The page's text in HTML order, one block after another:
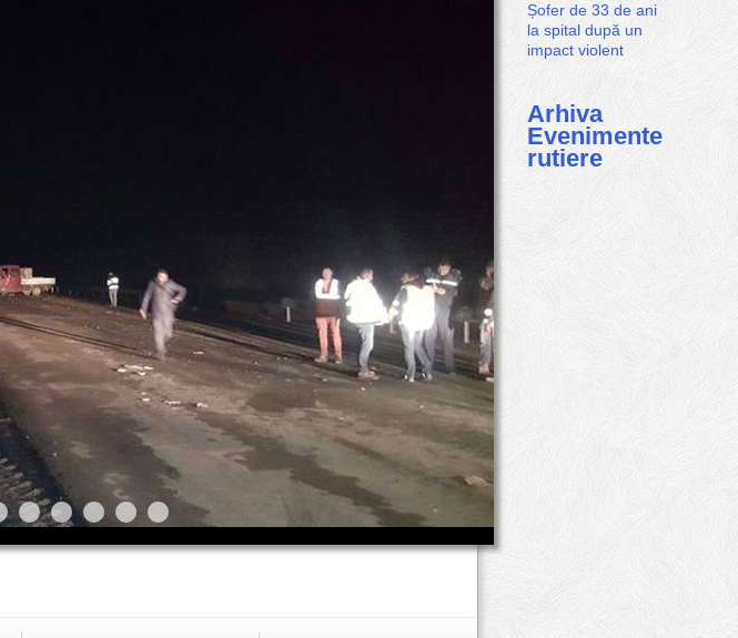
Șofer de 33 de ani
la spital după un
impact violent
Arhiva
Evenimente
rutiere